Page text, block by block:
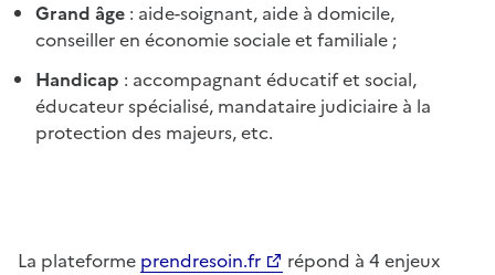
Grand âge : aide-soignant, aide à domicile,
conseiller en économie sociale et familiale ;
Handicap : accompagnant éducatif et social,
éducateur spécialisé, mandataire judiciaire à la
protection des majeurs, etc.
La plateforme prendresoin.fr
répond à 4 enjeux